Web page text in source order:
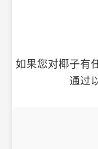
如果您对椰子有
通过